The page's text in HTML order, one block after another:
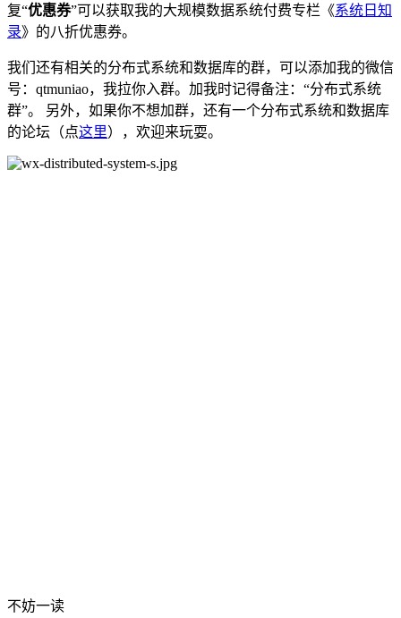
复“优惠券”可以获取我的大规模数据系统付费专栏《系统日知
录》的八折优惠券。
我们还有相关的分布式系统和数据库的群，可以添加我的微信
号：qtmuniao，我拉你入群。加我时记得备注：“分布式系统
群”。 另外，如果你不想加群，还有一个分布式系统和数据库
的论坛（点这里），欢迎来玩耍。
不妨一读